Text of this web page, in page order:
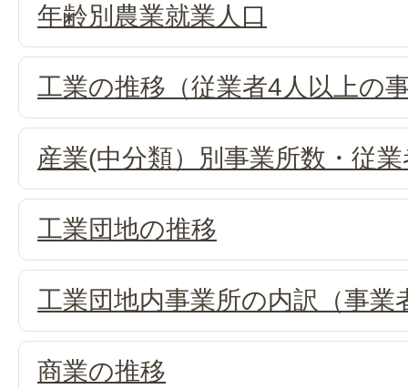
年齢別農業就業人口
工業の推移（従業者4人以上の
産業(中分類）別事業所数・従
工業団地の推移
工業団地内事業所の内訳（事業
商業の推移